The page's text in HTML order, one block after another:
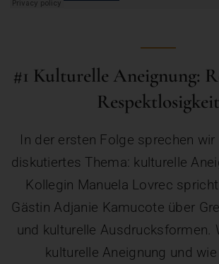
#1 Kulturelle Aneignung:
Respektlosigkeit
In der ersten Folge sprechen wir
diskutiertes Thema: kulturelle
Kollegin Manuela Lovrec
Gästin Adjanie Kamucote über
und kulturelle Ausdrucksformen.
kulturelle Aneignung und